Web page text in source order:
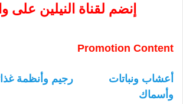
إنضم لقناة النيلين على
Promotion Content
أعشاب ونباتات رجيم وأنظمة
وأسماك